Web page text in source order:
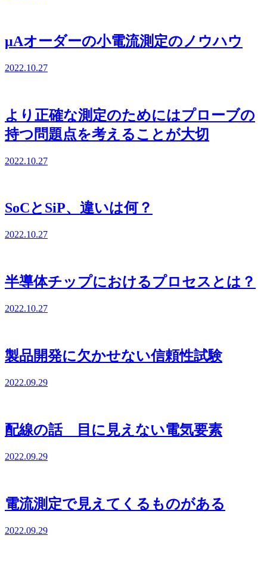
μAオーダーの小電流測定のノウハウ
2022.10.27
より正確な測定のためにはプローブの
持つ問題点を考えることが大切
2022.10.27
SoCとSiP、違いは何？
2022.10.27
半導体チップにおけるプロセスとは？
2022.10.27
製品開発に欠かせない信頼性試験
2022.09.29
配線の話 目に見えない電気要素
2022.09.29
電流測定で見えてくるものがある
2022.09.29